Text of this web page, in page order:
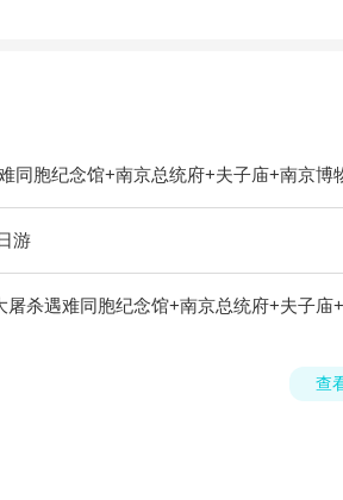
同胞纪念馆+南京总统府+夫子庙+南京博
游
屠杀遇难同胞纪念馆+南京总统府+夫子
查